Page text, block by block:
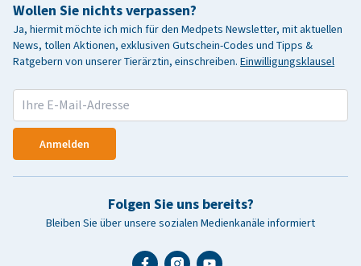
Wollen Sie nichts verpassen?
Ja, hiermit möchte ich mich für den Medpets Newsletter, mit aktuellen
News, tollen Aktionen, exklusiven Gutschein-Codes und Tipps &
Ratgebern von unserer Tierärztin, einschreiben. Einwilligungsklausel
Anmelden
Folgen Sie uns bereits?
Bleiben Sie über unsere sozialen Medienkanäle informiert